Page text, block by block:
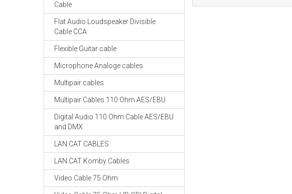
Cable
Flat Audio Loudspeaker Divisible
Cable CCA
Flexible Guitar cable
Microphone Analoge cables
Multipair cables
Multipair Cables 110 Ohm AES/EBU
Digital Audio 110 Ohm Cable AES/EBU
and DMX
LAN CAT CABLES
LAN CAT Komby Cables
Video Cable 75 Ohm